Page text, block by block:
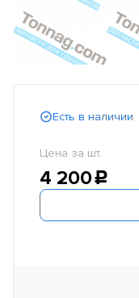
Есть в наличии
Цена за шт.
4 200c